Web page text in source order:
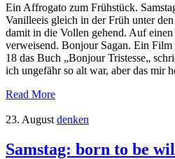
Ein Affrogato zum Frühstück.
Vanilleeis gleich in der Früh unter
damit in die Vollen gehend. Auf einen
verweisend. Bonjour Sagan. Ein Film
18 das Buch „Bonjour Tristesse„
ich ungefähr so alt war, aber das mir
Read More
23. August denken
Samstag: born to be